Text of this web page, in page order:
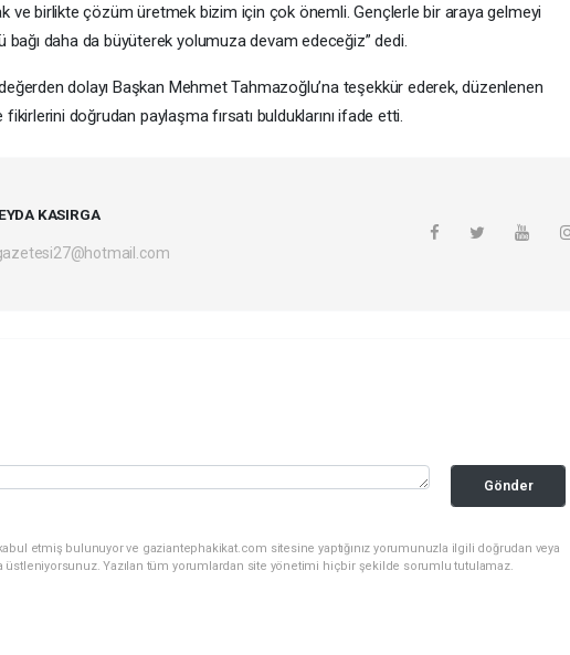
ve birlikte çözüm üretmek bizim için çok önemli. Gençlerle bir araya gelmeyi
daha da büyüterek yolumuza devam edeceğiz” dedi.
dolayı Başkan Mehmet Tahmazoğlu’na teşekkür ederek, düzenlenen
doğrudan paylaşma fırsatı bulduklarını ifade etti.
KASIRGA
Gönder
etmiş bulunuyor ve gaziantephakikat.com sitesine yaptığınız yorumunuzla ilgili doğrudan veya
üstleniyorsunuz. Yazılan tüm yorumlardan site yönetimi hiçbir şekilde sorumlu tutulamaz.